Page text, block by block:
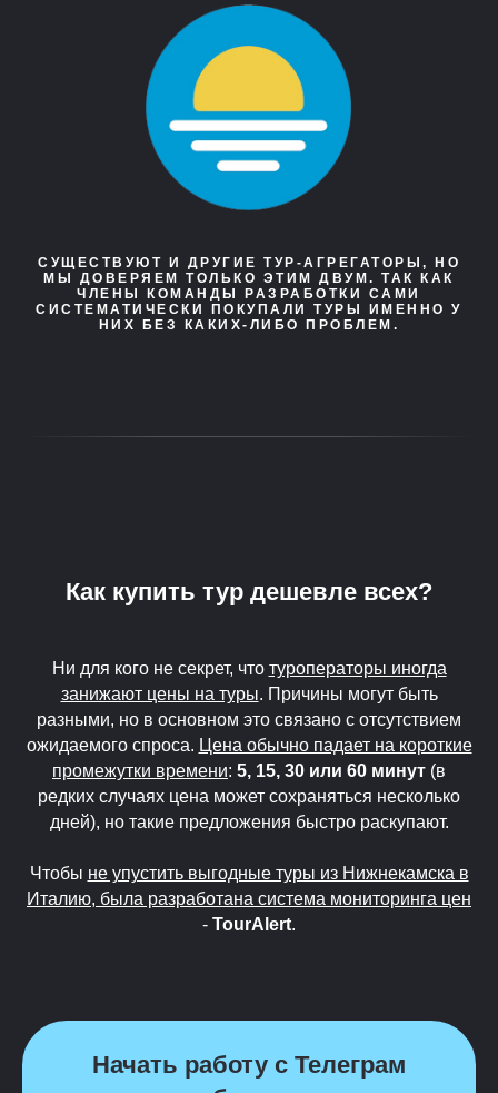
СУЩЕСТВУЮТ И ДРУГИЕ ТУР-АГРЕГАТОРЫ, НО
МЫ ДОВЕРЯЕМ ТОЛЬКО ЭТИМ ДВУМ. ТАК КАК
ЧЛЕНЫ КОМАНДЫ РАЗРАБОТКИ САМИ
СИСТЕМАТИЧЕСКИ ПОКУПАЛИ ТУРЫ ИМЕННО У
НИХ БЕЗ КАКИХ-ЛИБО ПРОБЛЕМ.
Как купить тур дешевле всех?
Ни для кого не секрет, что туроператоры иногда
занижают цены на туры. Причины могут быть
разными, но в основном это связано с отсутствием
ожидаемого спроса. Цена обычно падает на короткие
промежутки времени: 5, 15, 30 или 60 минут (в
редких случаях цена может сохраняться несколько
дней), но такие предложения быстро раскупают.
Чтобы не упустить выгодные туры из Нижнекамска в
Италию, была разработана система мониторинга цен
- TourAlert.
Начать работу с Телеграм